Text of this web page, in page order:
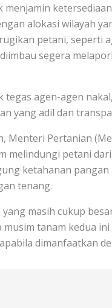
menjamin
alokasi wilayah
petani, seperti
segera
tegas agen-agen
yang adil dan
Menteri Pertanian
melindungi petani
ketahanan
tenang.
masih cukup
tanam kedua
dimanfaatkan